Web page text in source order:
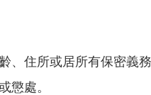
住所或居所有保密義
懲處。